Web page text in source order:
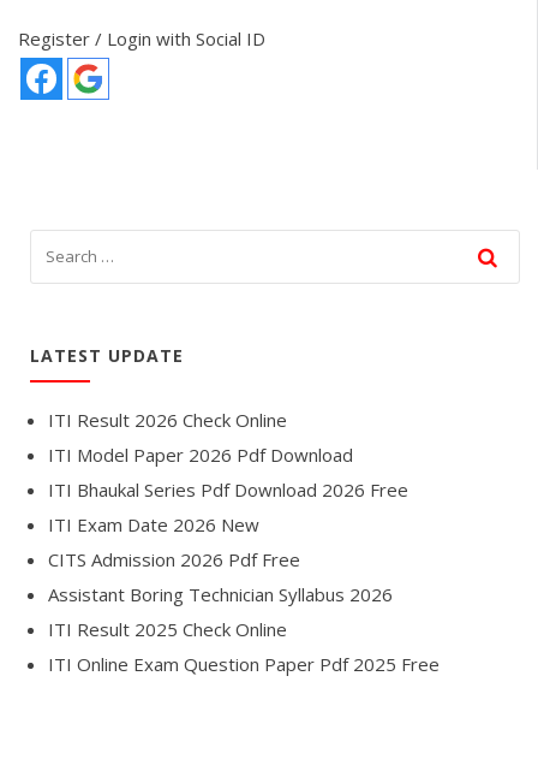
Register / Login with Social ID
LATEST UPDATE
ITI Result 2026 Check Online
ITI Model Paper 2026 Pdf Download
ITI Bhaukal Series Pdf Download 2026 Free
ITI Exam Date 2026 New
CITS Admission 2026 Pdf Free
Assistant Boring Technician Syllabus 2026
ITI Result 2025 Check Online
ITI Online Exam Question Paper Pdf 2025 Free